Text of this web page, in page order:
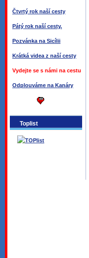
Čtvrtý rok naší cesty
Pátý rok naší cesty.
Pozvánka na Sicílii
Krátká videa z naší cesty
Vydejte se s námi na cestu
Odplouváme na Kanáry
Toplist